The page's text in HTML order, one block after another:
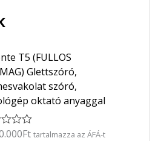
T5 (FULLOS
Glettszóró,
szóró,
oktató anyaggal
Ft tartalmazza az ÁFÁ-t